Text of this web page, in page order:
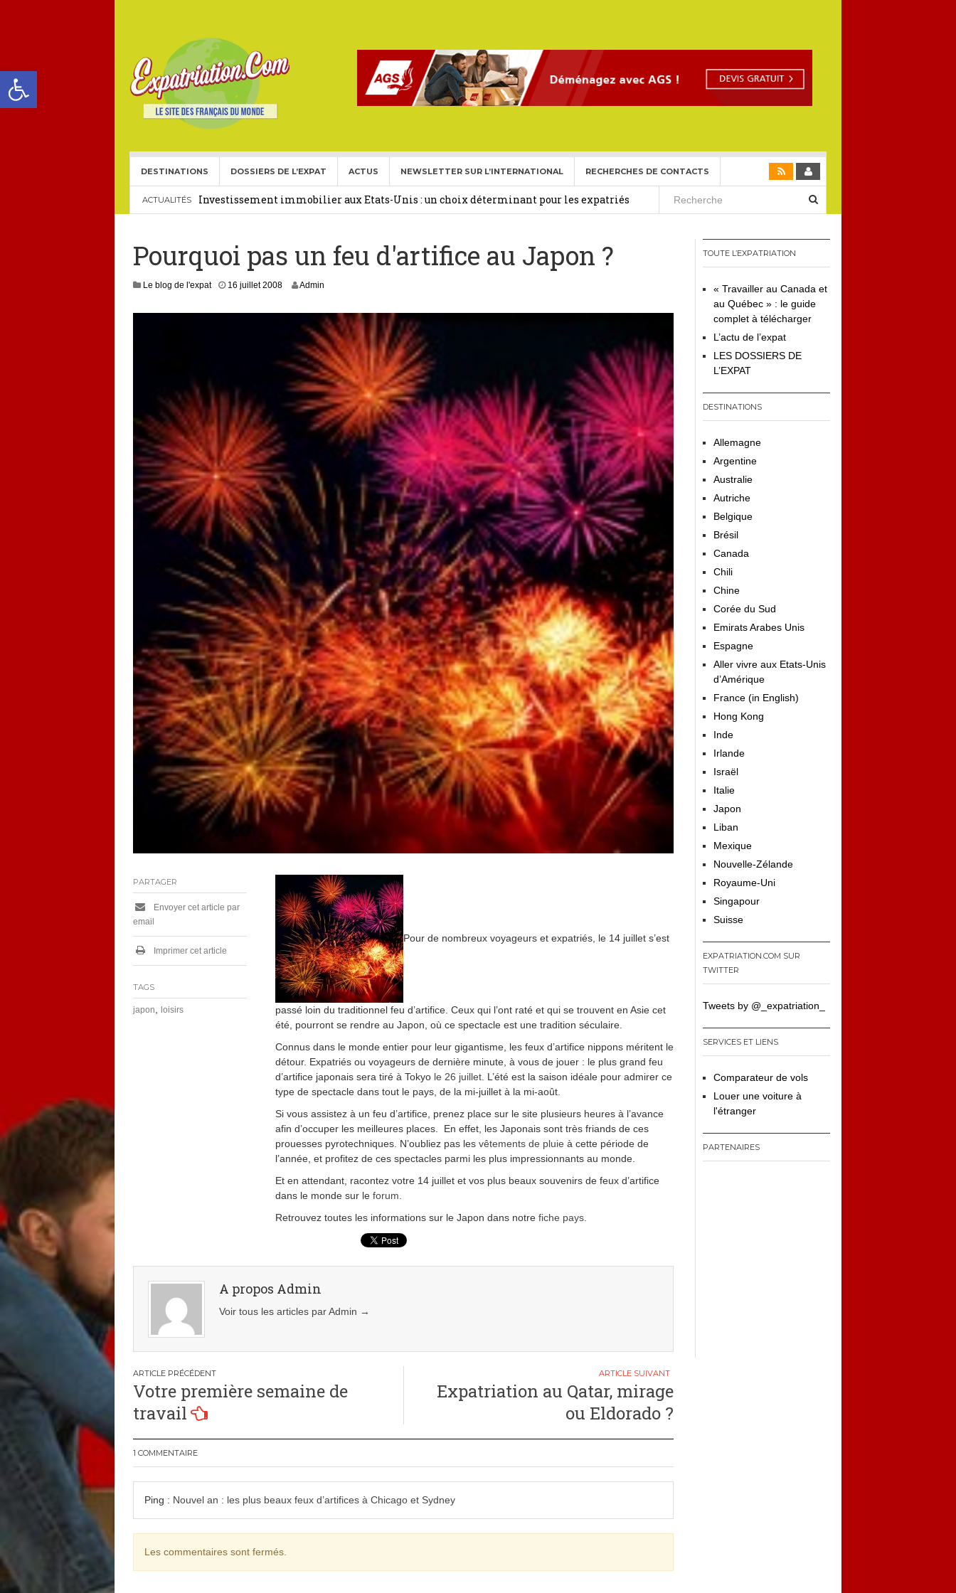
Ouvrir la barre d’outils
DESTINATIONS DOSSIERS DE L’EXPAT ACTUS NEWSLETTER SUR L’INTERNATIONAL RECHERCHES DE CONTACTS
ACTUALITÉS
Choisir une école française aux Etats Unis pour l’année 2026-2027. 27 février 2026
Investissement immobilier aux Etats-Unis : un choix déterminant pour les expatriés
Crédit Immobilier pour Français Expatriés 30 novembre 2025
Le visa américain Gold (Gold Card)
Pourquoi pas un feu d'artifice au Japon ?
Le blog de l'expat 16 juillet 2008 Admin
Pour de nombreux voyageurs et expatriés, le 14 juillet s’est
passé loin du traditionnel feu d’artifice. Ceux qui l’ont raté et qui se trouvent en Asie cet
été, pourront se rendre au Japon, où ce spectacle est une tradition séculaire.
Connus dans le monde entier pour leur gigantisme, les feux d’artifice nippons méritent le
détour. Expatriés ou voyageurs de dernière minute, à vous de jouer : le plus grand feu
d’artifice japonais sera tiré à Tokyo le 26 juillet . L’été est la saison idéale pour admirer ce
type de spectacle dans tout le pays, de la mi-juillet à la mi-août.
Si vous assistez à un feu d’artifice, prenez place sur le site plusieurs heures à l’avance
afin d’occuper les meilleures places. En effet, les Japonais sont très friands de ces
prouesses pyrotechniques. N’oubliez pas les vêtements de pluie à cette période de
l’année, et profitez de ces spectacles parmi les plus impressionnants au monde.
Et en attendant, racontez votre 14 juillet et vos plus beaux souvenirs de feux d’artifice
dans le monde sur le forum
Retrouvez toutes les informations sur le Japon dans notre fiche pays
PARTAGER
Envoyer cet article par
email
Imprimer cet article
TAGS
japon loisirs
A propos Admin
Voir tous les articles par Admin →
Navigation
de
l’article
Votre première semaine de
travail
Expatriation au Qatar, mirage
ou Eldorado ?
1 COMMENTAIRE
Ping : Nouvel an : les plus beaux feux d’artifices à Chicago et Sydney
Les commentaires sont fermés.
TOUTE L’EXPATRIATION
« Travailler au Canada et
au Québec » : le guide
complet à télécharger
L’actu de l’expat
LES DOSSIERS DE
L’EXPAT
DESTINATIONS
Allemagne
Argentine
Australie
Autriche
Belgique
Brésil
Canada
Chili
Chine
Corée du Sud
Emirats Arabes Unis
Espagne
Aller vivre aux Etats-Unis
d’Amérique
France (in English)
Hong Kong
Inde
Irlande
Israël
Italie
Japon
Liban
Mexique
Nouvelle-Zélande
Royaume-Uni
Singapour
Suisse
EXPATRIATION.COM SUR
TWITTER
Tweets by @_expatriation_
SERVICES ET LIENS
Comparateur de vols
Louer une voiture à
l'étranger
PARTENAIRES